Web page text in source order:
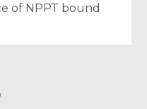
of NPPT bound